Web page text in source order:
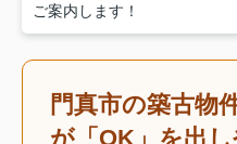
ご案内します！
門真市の築古物
が「OK」を出